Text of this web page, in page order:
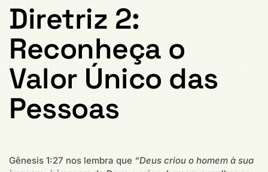
Diretriz 2:
Reconheça o
Valor Único das
Pessoas
Gênesis 1:27 nos lembra que “Deus criou o homem à sua